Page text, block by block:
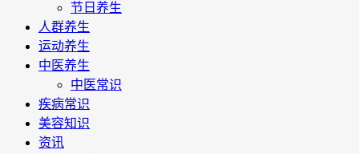
节日养生
人群养生
运动养生
中医养生
中医常识
疾病常识
美容知识
资讯